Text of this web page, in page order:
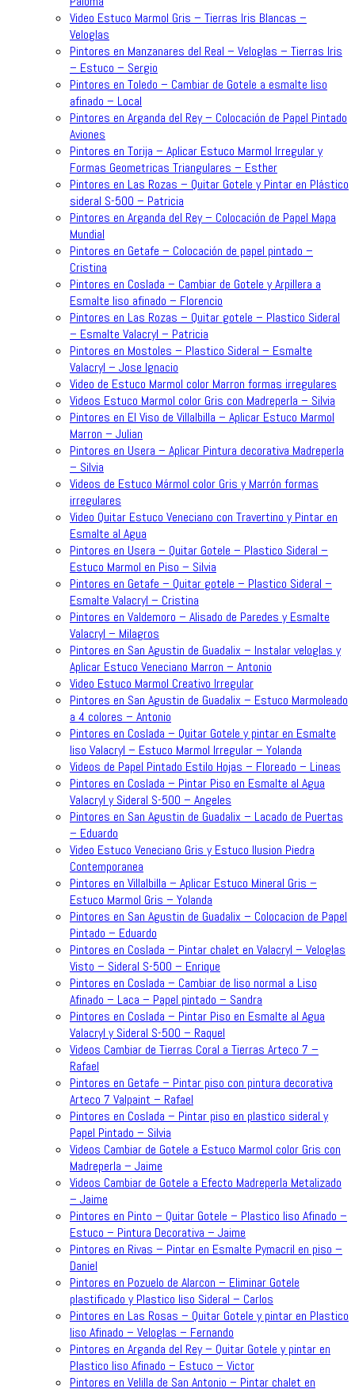
Video Estuco Marmol Gris – Tierras Iris Blancas –
Veloglas
Pintores en Manzanares del Real – Veloglas – Tierras Iris
– Estuco – Sergio
Pintores en Toledo – Cambiar de Gotele a esmalte liso
afinado – Local
Pintores en Arganda del Rey – Colocación de Papel Pintado
Aviones
Pintores en Torija – Aplicar Estuco Marmol Irregular y
Formas Geometricas Triangulares – Esther
Pintores en Las Rozas – Quitar Gotele y Pintar en Plástico
sideral S-500 – Patricia
Pintores en Arganda del Rey – Colocación de Papel Mapa
Mundial
Pintores en Getafe – Colocación de papel pintado –
Cristina
Pintores en Coslada – Cambiar de Gotele y Arpillera a
Esmalte liso afinado – Florencio
Pintores en Las Rozas – Quitar gotele – Plastico Sideral
– Esmalte Valacryl – Patricia
Pintores en Mostoles – Plastico Sideral – Esmalte
Valacryl – Jose Ignacio
Video de Estuco Marmol color Marron formas irregulares
Videos Estuco Marmol color Gris con Madreperla – Silvia
Pintores en El Viso de Villalbilla – Aplicar Estuco Marmol
Marron – Julian
Pintores en Usera – Aplicar Pintura decorativa Madreperla
– Silvia
Videos de Estuco Mármol color Gris y Marrón formas
irregulares
Video Quitar Estuco Veneciano con Travertino y Pintar en
Esmalte al Agua
Pintores en Usera – Quitar Gotele – Plastico Sideral –
Estuco Marmol en Piso – Silvia
Pintores en Getafe – Quitar gotele – Plastico Sideral –
Esmalte Valacryl – Cristina
Pintores en Valdemoro – Alisado de Paredes y Esmalte
Valacryl – Milagros
Pintores en San Agustin de Guadalix – Instalar veloglas y
Aplicar Estuco Veneciano Marron – Antonio
Video Estuco Marmol Creativo Irregular
Pintores en San Agustin de Guadalix – Estuco Marmoleado
a 4 colores – Antonio
Pintores en Coslada – Quitar Gotele y pintar en Esmalte
liso Valacryl – Estuco Marmol Irregular – Yolanda
Videos de Papel Pintado Estilo Hojas – Floreado – Lineas
Pintores en Coslada – Pintar Piso en Esmalte al Agua
Valacryl y Sideral S-500 – Angeles
Pintores en San Agustin de Guadalix – Lacado de Puertas
– Eduardo
Video Estuco Veneciano Gris y Estuco Ilusion Piedra
Contemporanea
Pintores en Villalbilla – Aplicar Estuco Mineral Gris –
Estuco Marmol Gris – Yolanda
Pintores en San Agustin de Guadalix – Colocacion de Papel
Pintado – Eduardo
Pintores en Coslada – Pintar chalet en Valacryl – Veloglas
Visto – Sideral S-500 – Enrique
Pintores en Coslada – Cambiar de liso normal a Liso
Afinado – Laca – Papel pintado – Sandra
Pintores en Coslada – Pintar Piso en Esmalte al Agua
Valacryl y Sideral S-500 – Raquel
Videos Cambiar de Tierras Coral a Tierras Arteco 7 –
Rafael
Pintores en Getafe – Pintar piso con pintura decorativa
Arteco 7 Valpaint – Rafael
Pintores en Coslada – Pintar piso en plastico sideral y
Papel Pintado – Silvia
Videos Cambiar de Gotele a Estuco Marmol color Gris con
Madreperla – Jaime
Videos Cambiar de Gotele a Efecto Madreperla Metalizado
– Jaime
Pintores en Pinto – Quitar Gotele – Plastico liso Afinado –
Estuco – Pintura Decorativa – Jaime
Pintores en Rivas – Pintar en Esmalte Pymacril en piso –
Daniel
Pintores en Pozuelo de Alarcon – Eliminar Gotele
plastificado y Plastico liso Sideral – Carlos
Pintores en Las Rosas – Quitar Gotele y pintar en Plastico
liso Afinado – Veloglas – Fernando
Pintores en Arganda del Rey – Quitar Gotele y pintar en
Plastico liso Afinado – Estuco – Victor
Pintores en Velilla de San Antonio – Pintar chalet en